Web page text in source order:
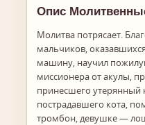
Опис
Молитва потрясает.
мальчиков,
машину, научил
миссионера от акулы,
принесшего утерянный
пострадавшего кота,
тромбон, девушке —